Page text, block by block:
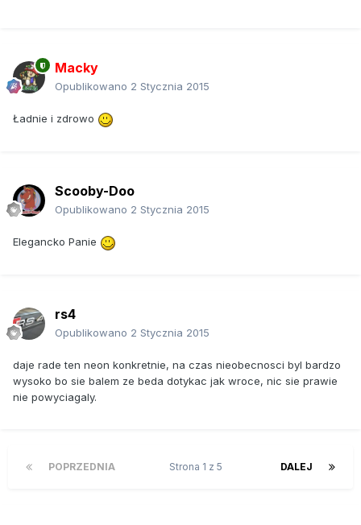
Macky
Opublikowano 2 Stycznia 2015
Ładnie i zdrowo
Scooby-Doo
Opublikowano 2 Stycznia 2015
Elegancko Panie
rs4
Opublikowano 2 Stycznia 2015
daje rade ten neon konkretnie, na czas nieobecnosci byl bardzo
wysoko bo sie balem ze beda dotykac jak wroce, nic sie prawie
nie powyciagaly.
POPRZEDNIA DALEJ
Strona 1 z 5